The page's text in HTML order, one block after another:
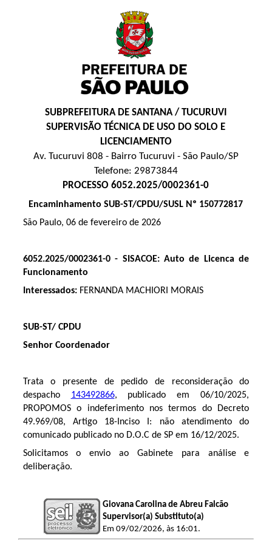
SUBPREFEITURA DE SANTANA / TUCURUVI
SUPERVISÃO TÉCNICA DE USO DO SOLO E
LICENCIAMENTO
Av. Tucuruvi 808 - Bairro Tucuruvi - São Paulo/SP
Telefone: 29873844
PROCESSO 6052.2025/0002361-0
Encaminhamento SUB-ST/CPDU/SUSL Nº 150772817
São Paulo, 06 de fevereiro de 2026
6052.2025/0002361-0 - SISACOE: Auto de Licenca de
Funcionamento
Interessados: FERNANDA MACHIORI MORAIS
SUB-ST/ CPDU
Senhor Coordenador
Trata o presente de pedido de reconsideração do
despacho 143492866, publicado em 06/10/2025,
PROPOMOS o indeferimento nos termos do Decreto
49.969/08, Artigo 18-Inciso I: não atendimento do
comunicado publicado no D.O.C de SP em 16/12/2025.
Solicitamos o envio ao Gabinete para análise e
deliberação.
Giovana Carolina de Abreu Falcão
Supervisor(a) Substituto(a)
Em 09/02/2026, às 16:01.